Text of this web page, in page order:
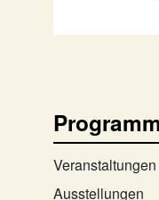
Programm
Veranstaltungen
Ausstellungen